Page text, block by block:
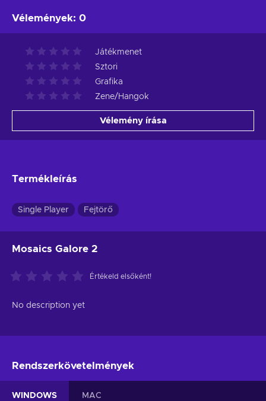
Vélemények: 0
Játékmenet
Sztori
Grafika
Zene/Hangok
Vélemény írása
Termékleírás
Single Player Fejtörő
Mosaics Galore 2
Értékeld elsőként!
No description yet
Rendszerkövetelmények
WINDOWS MAC